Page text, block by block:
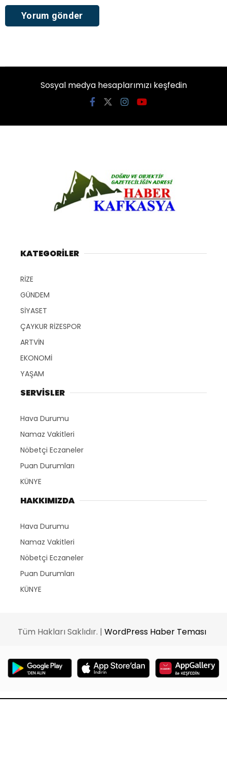
Sosyal medya hesaplarımızı keşfedin
KATEGORİLER
RİZE
GÜNDEM
SİYASET
ÇAYKUR RİZESPOR
ARTVİN
EKONOMİ
YAŞAM
SERVİSLER
Hava Durumu
Namaz Vakitleri
Nöbetçi Eczaneler
Puan Durumları
KÜNYE
HAKKIMIZDA
Hava Durumu
Namaz Vakitleri
Nöbetçi Eczaneler
Puan Durumları
KÜNYE
Tüm Hakları Saklıdır. | WordPress Haber Teması